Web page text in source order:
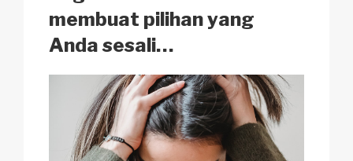
k
membuat pilihan yang
Anda sesali…